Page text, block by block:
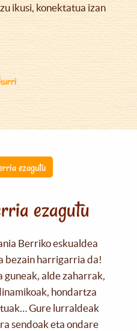
ikusi, konektatua izan
ezagutu
ezagutu
Berriko eskualdea
bezain harrigarria da!
guneak, alde zaharrak,
hondartza
Gure lurraldeak
sendoak eta ondare